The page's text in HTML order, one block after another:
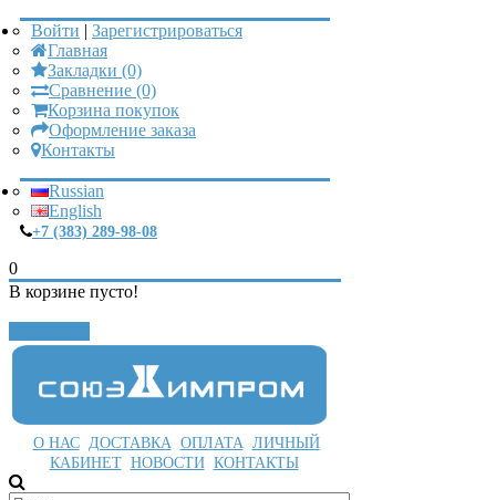
Войти | Зарегистрироваться
Главная
Закладки (0)
Сравнение (0)
Корзина покупок
Оформление заказа
Контакты
Russian
English
+7 (383) 289-98-08
0
В корзине пусто!
О НАС ДОСТАВКА ОПЛАТА ЛИЧНЫЙ
КАБИНЕТ НОВОСТИ КОНТАКТЫ